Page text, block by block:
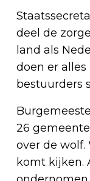
deel de
land als
doen er
bestuurders
26
over de
komt kijken.